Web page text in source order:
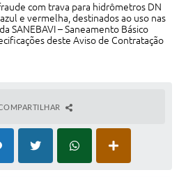
com trava para hidrômetros DN
e vermelha, destinados ao uso nas
SANEBAVI – Saneamento Básico
deste Aviso de Contratação